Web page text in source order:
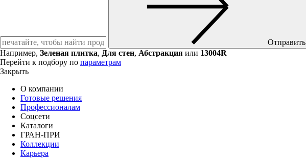
Отправить
Например, Зеленая плитка, Для стен, Абстракция или 13004R
Перейти к подбору по параметрам
Закрыть
О компании
Готовые решения
Профессионалам
Соцсети
Каталоги
ГРАН-ПРИ
Коллекции
Карьера